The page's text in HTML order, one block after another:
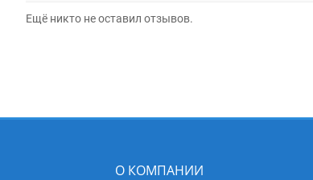
Ещё никто не оставил отзывов.
О КОМПАНИИ